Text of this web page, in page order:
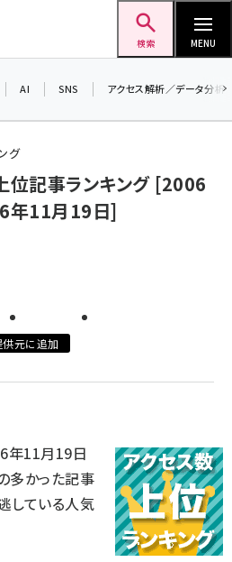
検索 MENU
AI SNS アクセス解析／データ分析
グ
位記事ランキング [2006
年11月19日]
供元に追加
年11月19日
多かった記事
している人気